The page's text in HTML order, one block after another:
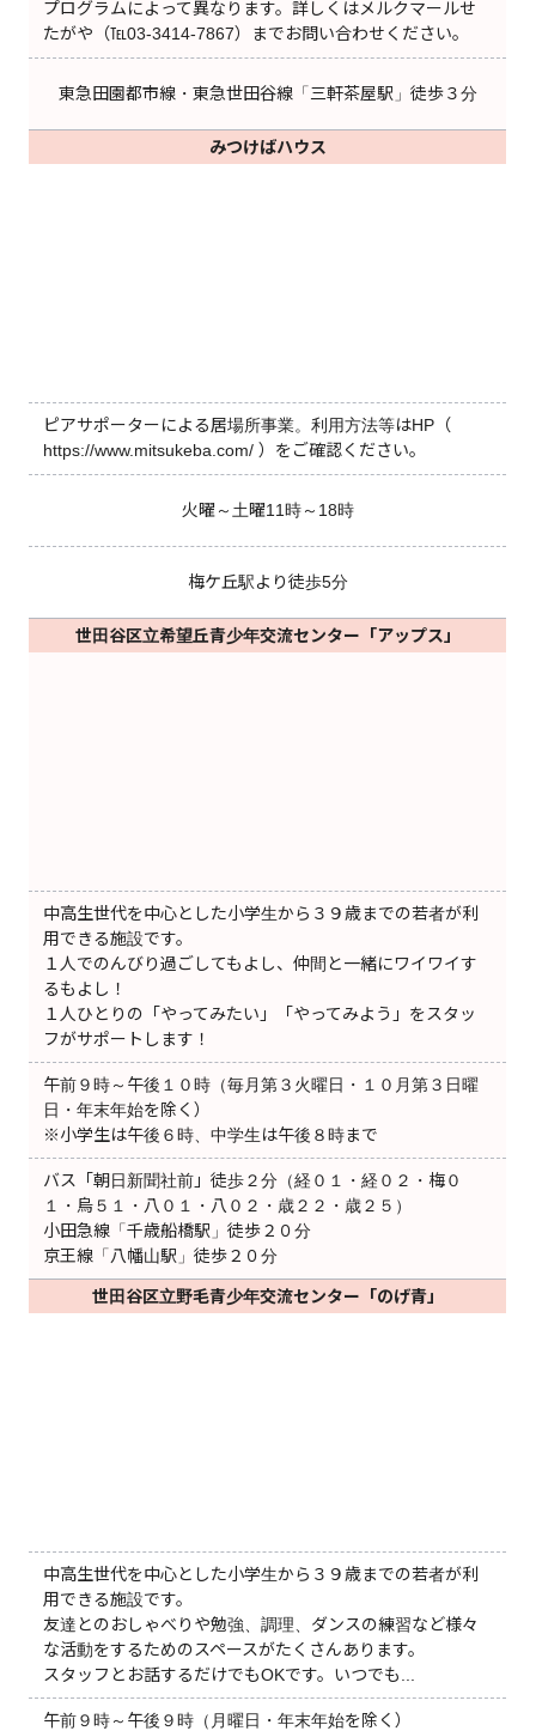
プログラムによって異なります。詳しくはメルクマールせ
たがや（℡03-3414-7867）までお問い合わせください。
東急田園都市線・東急世田谷線「三軒茶屋駅」徒歩３分
みつけばハウス
ピアサポーターによる居場所事業。利用方法等はHP（
https://www.mitsukeba.com/ ）をご確認ください。
火曜～土曜11時～18時
梅ケ丘駅より徒歩5分
世田谷区立希望丘青少年交流センター「アップス」
中高生世代を中心とした小学生から３９歳までの若者が利
用できる施設です。
１人でのんびり過ごしてもよし、仲間と一緒にワイワイす
るもよし！
１人ひとりの「やってみたい」「やってみよう」をスタッ
フがサポートします！
午前９時～午後１０時（毎月第３火曜日・１０月第３日曜
日・年末年始を除く）
※小学生は午後６時、中学生は午後８時まで
バス「朝日新聞社前」徒歩２分（経０１・経０２・梅０
１・烏５１・八０１・八０２・歳２２・歳２５）
小田急線「千歳船橋駅」徒歩２０分
京王線「八幡山駅」徒歩２０分
世田谷区立野毛青少年交流センター「のげ青」
中高生世代を中心とした小学生から３９歳までの若者が利
用できる施設です。
友達とのおしゃべりや勉強、調理、ダンスの練習など様々
な活動をするためのスペースがたくさんあります。
スタッフとお話するだけでもOKです。いつでも...
午前９時～午後９時（月曜日・年末年始を除く）